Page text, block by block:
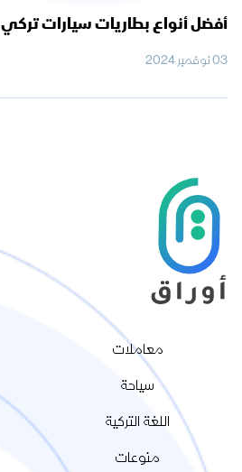
أفضل أنواع بطاريات سيارات تركي
03 نوفمبر 2024
معاملات
سياحة
اللغة التركية
منوعات